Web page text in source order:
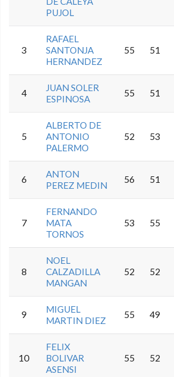
PUJOL
3
RAFAEL
SANTONJA
HERNANDEZ
55 51
4
JUAN SOLER
ESPINOSA
55 51
5
ALBERTO DE
ANTONIO
PALERMO
52 53
6
ANTON
PEREZ MEDIN
56 51
7
FERNANDO
MATA
TORNOS
53 55
8
NOEL
CALZADILLA
MANGAN
52 52
9
MIGUEL
MARTIN DIEZ
55 49
10
FELIX
BOLIVAR
ASENSI
55 52